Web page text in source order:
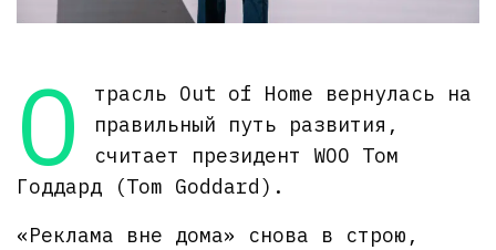
О
трасль Out of Home вернулась на
правильный путь развития,
считает президент WOO Том
Годдард (Tom Goddard).
«Реклама вне дома» снова в строю,